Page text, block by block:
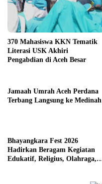
370 Mahasiswa KKN Tematik
Literasi USK Akhiri
Pengabdian di Aceh Besar
Jamaah Umrah Aceh Perdana
Terbang Langsung ke Medinah
Bhayangkara Fest 2026
Hadirkan Beragam Kegiatan
Edukatif, Religius, Olahraga,